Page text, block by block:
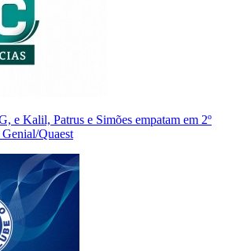
e Kalil, Patrus e Simões empatam em 2º
Quaest